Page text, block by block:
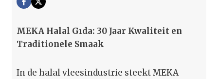
MEKA Halal Gıda: 30 Jaar Kwaliteit en
Traditionele Smaak
In de halal vleesindustrie steekt MEKA